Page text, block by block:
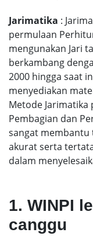
Jarimatika :
permulaan
mengunakan Jari
berkambang
2000 hingga saat
menyediakan
Metode Jarimatika
Pembagian dan
sangat
akurat serta
dalam
1. WINPI
canggu